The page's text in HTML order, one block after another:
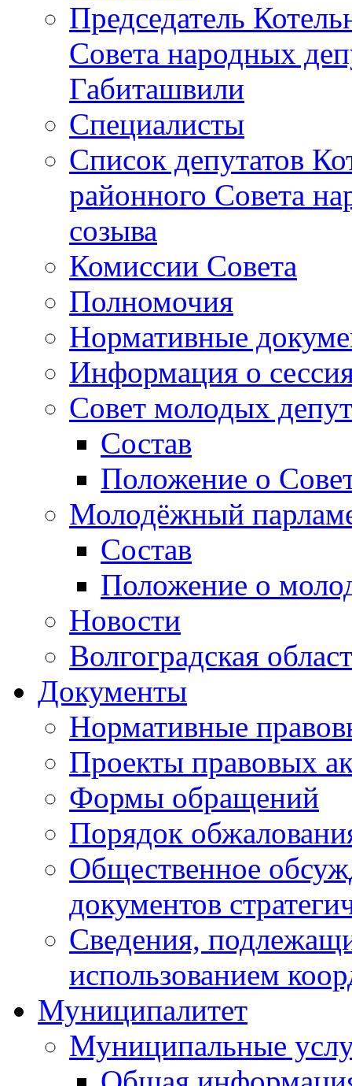
Председатель
Совета народных
Габиташвили
Специалисты
Список депутатов
районного Совета
созыва
Комиссии Совета
Полномочия
Нормативные
Информация о
Совет молодых
Состав
Положение о
Молодёжный
Состав
Положение о
Новости
Волгоградская
Документы
Нормативные
Проекты правовых
Формы обращений
Порядок
Общественное
документов
Сведения,
использованием
Муниципалитет
Муниципальные